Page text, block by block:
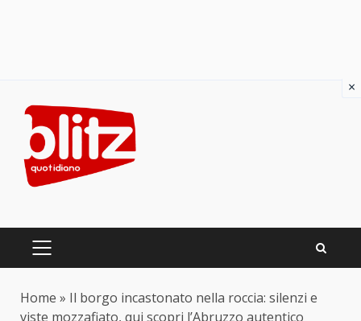
content
PRIMARY
Home » Il borgo incastonato nella roccia: silenzi e
viste mozzafiato, qui scopri l’Abruzzo autentico
×